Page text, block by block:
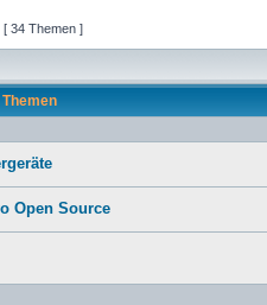
[ 34 Themen ]
Themen
Open Source